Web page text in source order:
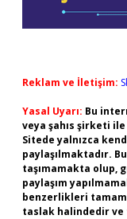
Reklam ve İletişim:
Yasal Uyarı: Bu
veya şahıs şirketi
Sitede yalnızca
paylaşılmaktadır.
taşımamakta olup,
paylaşım
benzerlikleri
taslak halindedir ve